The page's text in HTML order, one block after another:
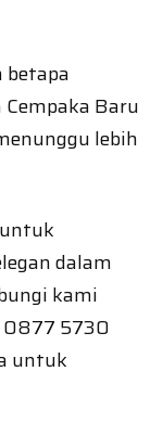
betapa
Baru
lebih
dalam
kami
0877 5730
untuk